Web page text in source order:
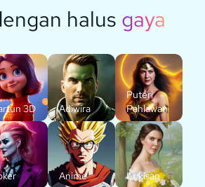
halus gaya
3D Adiwira
Puteri
Pahlawan
Anime Lukisan